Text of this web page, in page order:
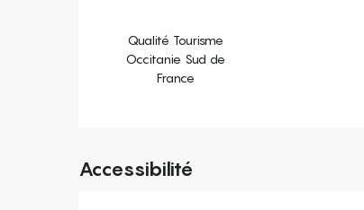
Qualité Tourisme
Occitanie Sud de
France
Accessibilité